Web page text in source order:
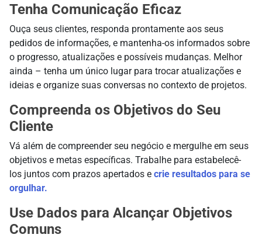
Tenha Comunicação Eficaz
Ouça seus clientes, responda prontamente aos seus
pedidos de informações, e mantenha-os informados sobre
o progresso, atualizações e possíveis mudanças. Melhor
ainda – tenha um único lugar para trocar atualizações e
ideias e organize suas conversas no contexto de projetos.
Compreenda os Objetivos do Seu
Cliente
Vá além de compreender seu negócio e mergulhe em seus
objetivos e metas específicas. Trabalhe para estabelecê-
los juntos com prazos apertados e crie resultados para se
orgulhar.
Use Dados para Alcançar Objetivos
Comuns